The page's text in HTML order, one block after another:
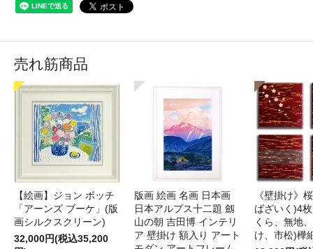
売れ筋商品
【絵画】ジョン ボッチ
「アーンズ ブーケ」(版
画シルクスクリーン)
32,000円(税込35,200
版画 絵画 名画 日本画
日本アルプス十二題 劔
山の朝 吉田博 インテリ
ア 壁掛け 額入り アート
《壁掛け》
ばざいく)4
くら、無地
け、市松)樺